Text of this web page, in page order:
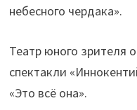
небесного чердака».
Театр юного зрителя
спектакли
«Это всё она».